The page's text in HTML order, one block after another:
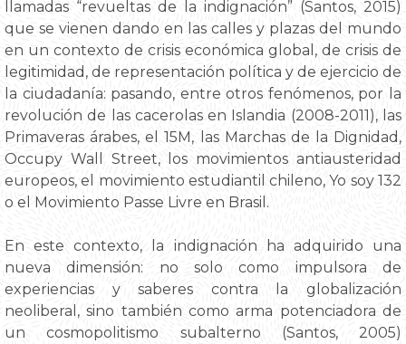
llamadas “revueltas de la indignación” (Santos, 2015)
que se vienen dando en las calles y plazas del mundo
en un contexto de crisis económica global, de crisis de
legitimidad, de representación política y de ejercicio de
la ciudadanía: pasando, entre otros fenómenos, por la
revolución de las cacerolas en Islandia (2008-2011), las
Primaveras árabes, el 15M, las Marchas de la Dignidad,
Occupy Wall Street, los movimientos antiausteridad
europeos, el movimiento estudiantil chileno, Yo soy 132
o el Movimiento Passe Livre en Brasil.
En este contexto, la indignación ha adquirido una
nueva dimensión: no solo como impulsora de
experiencias y saberes contra la globalización
neoliberal, sino también como arma potenciadora de
un cosmopolitismo subalterno (Santos, 2005)